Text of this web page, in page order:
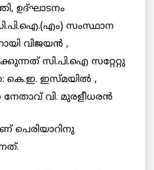
ഉദ്ഘാടനം
സംസ്ഥാന
വിജയന്‍ ,
സി.പി.ഐ സറ്റേറ്റു
കെ.ഇ. ഇസ്മയില്‍ ,
വി. മുരളീധരന്‍
പെരിയാറിനു